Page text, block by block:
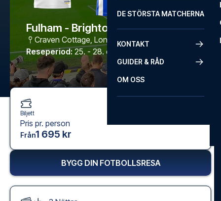
DE STÖRSTA MATCHERNA
KONTAKT
GUIDER & RÅD
OM OSS
Fulham - Brighton
Craven Cottage, London
Reseperiod: 25. - 28. dec. 2026
Biljett
Pris pr. person
Från1 695 kr
BYGG DIN FOTBOLLSRESA